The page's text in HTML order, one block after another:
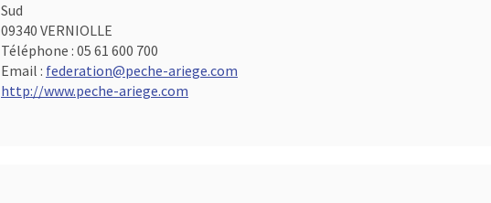
Sud
09340 VERNIOLLE
Téléphone : 05 61 600 700
Email : federation@peche-ariege.com
http://www.peche-ariege.com